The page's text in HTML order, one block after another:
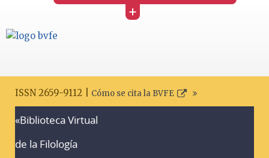
+
ISSN 2659-9112 | Cómo se cita la BVFE
«Biblioteca Virtual
de la Filología